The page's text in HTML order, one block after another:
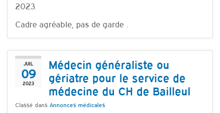
2023.
Cadre agréable, pas de garde .
JUIL
09
2023
Médecin généraliste ou
gériatre pour le service de
médecine du CH de Bailleul
Classé dans Annonces médicales